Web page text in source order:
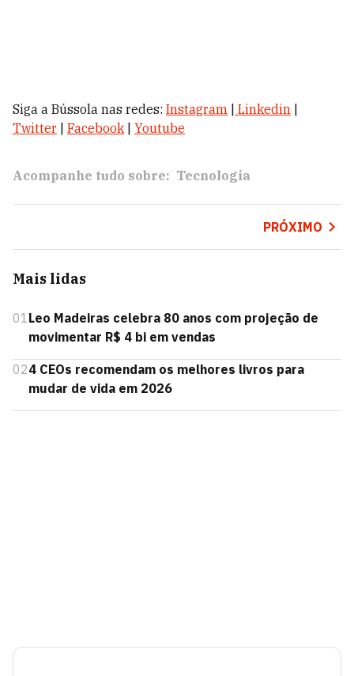
Siga a Bússola nas redes: Instagram Linkedin
Twitter
Facebook| Youtube
Acompanhe tudo sobre: Tecnologia
PRÓXIMO
Mais lidas
01Leo Madeiras celebra 80 anos com projeção de
movimentar R$ 4 bi em vendas
024 CEOs recomendam os melhores livros para
mudar de vida em 2026